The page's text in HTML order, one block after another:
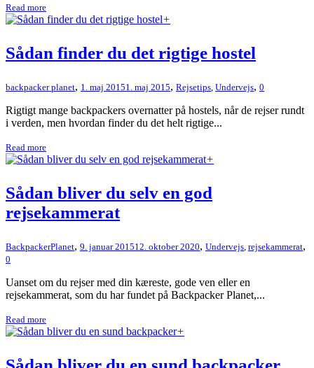
Read more
+
Sådan finder du det rigtige hostel
backpacker planet, 1. maj 20151. maj 2015, Rejsetips Undervejs, 0
Rigtigt mange backpackers overnatter på hostels, når de rejser rundt
i verden, men hvordan finder du det helt rigtige...
Read more
+
Sådan bliver du selv en god
rejsekammerat
BackpackerPlanet, 9. januar 201512. oktober 2020, Undervejs rejsekammerat,
0
Uanset om du rejser med din kæreste, gode ven eller en
rejsekammerat, som du har fundet på Backpacker Planet,...
Read more
+